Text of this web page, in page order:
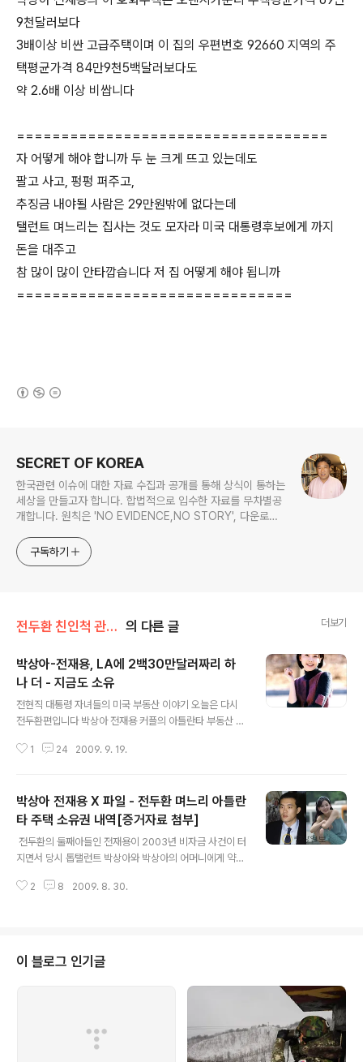
9천달러보다
3배이상 비싼 고급주택이며 이 집의 우편번호 92660 지역의 주
택평균가격 84만9천5백달러보다도
약 2.6배 이상 비쌉니다
===================================
자 어떻게 해야 합니까 두 눈 크게 뜨고 있는데도
팔고 사고, 펑펑 퍼주고,
추징금 내야될 사람은 29만원밖에 없다는데
탤런트 며느리는 집사는 것도 모자라 미국 대통령후보에게 까지
돈을 대주고
참 많이 많이 안타깝습니다 저 집 어떻게 해야 됩니까
===============================
SECRET OF KOREA
한국관련 이슈에 대한 자료 수집과 공개를 통해 상식이 통하는
세상을 만들고자 합니다. 합법적으로 입수한 자료를 무차별공
개합니다. 원칙은 'NO EVIDENCE,NO STORY', 다운로드
jesim56@gmail.com, 안보일때는 구글리더나 RSS로!!
구독하기
전두환 친인척 관련서류 의 다른 글 더보기
박상아-전재용, LA에 2백30만달러짜리 하
나 더 - 지금도 소유
전현직 대통령 자녀들의 미국 부동산 이야기 오늘은 다시
전두환편입니다 박상아 전재용 커플의 아틀란타 부동산 매
채가 더 있었습니다 또 다른 부동산이 있었던 곳은 다름아
6배나 큰 금액입니다 첨부사진을 보면 하얀 벽돌의 2층 건
물로 매우 고급스럽다, 웅장하다 하는 것을 느낄 수 있습니
다 박상아 PARK SANG AH 가 오렌지 카운티 뉴포트 비
치의 주택을 사들인 것은 2005년 9월 27일, 등기소 매매
928 이며 매입자는 PARK SANG AH 박상아입니다 [애
1 24 2009. 9. 19.
박상아 전재용 X 파일 - 전두환 며느리 아틀란
타 주택 소유권 내역[증거자료 첨부]
전두환의 둘째아들인 전재용이 2003년 비자금 사건이 터
지면서 당시 톱탤런트 박상아와 박상아의 어머니에게 약
다 박상아는 2003년 문제가 불거지자 같은해 9월 조지아
아 전재용의 아틀란타 주택은 5725 LAKE HEIGHTS CI
RCLE, ALPHARETTA GA 30022 에 있는 원패밀리
하우스 즉 한가구 주택 이었습니다 이주택은 2층건물로 방
벽돌집입니다 [화면창 ..
2 8 2009. 8. 30.
이 블로그 인기글